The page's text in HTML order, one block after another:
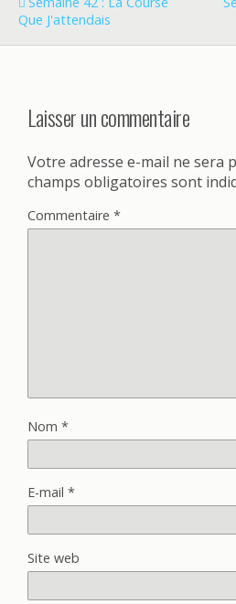
Que J'attendais
Laisser un commentaire
Votre adresse e-mail ne sera
champs obligatoires sont
Commentaire *
Nom *
E-mail *
Site web